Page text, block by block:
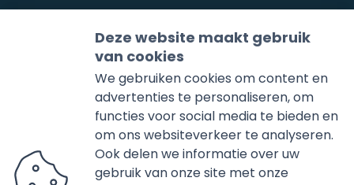
Sanidrõme
Huisman Installatieprofessionals
Produksjewei 1
8501 XD
Joure
Deze website maakt gebruik
van cookies
We gebruiken cookies om content en
advertenties te personaliseren, om
functies voor social media te bieden en
om ons websiteverkeer te analyseren.
Ook delen we informatie over uw
gebruik van onze site met onze